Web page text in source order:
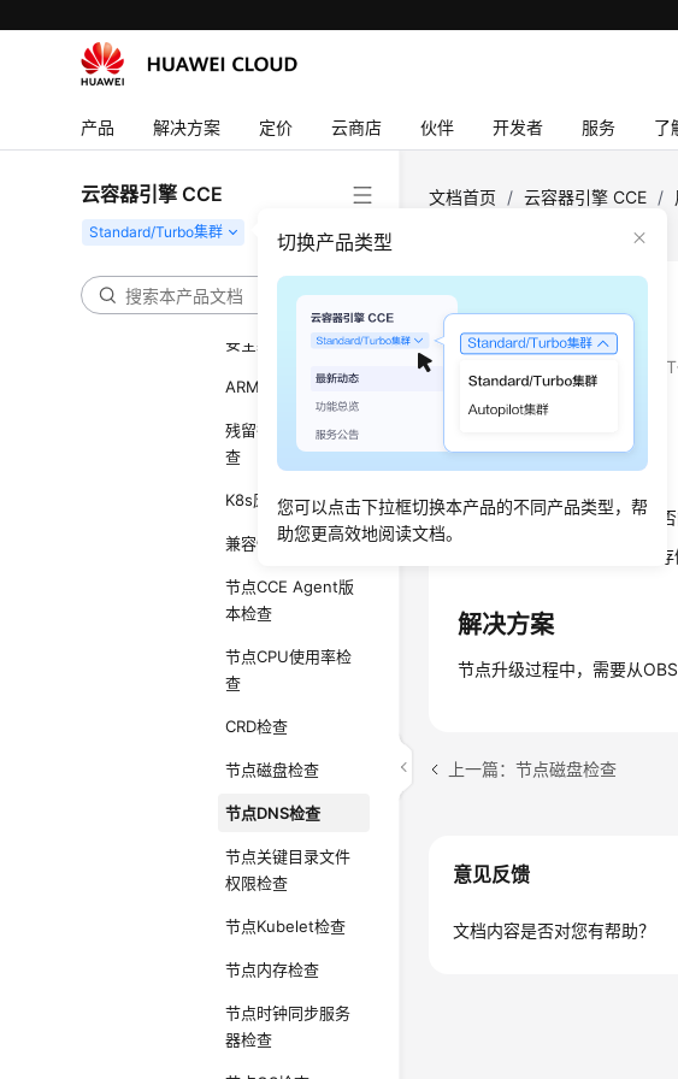
产品 解决方案 定价 云商店 伙伴 开发者 服务 了
云容器引擎 CCE
切换产品类型
您可以点击下拉框切换本产品的不同产品类型，帮
助您更高效地阅读文档。
节点限制检查
Master节点SSH连
通性检查异常处理
节点池检查
安全组检查
ARM节点限制检查
残留待迁移节点检
查
K8s废弃资源检查
兼容性风险检查
节点CCE Agent版
本检查
节点CPU使用率检
查
CRD检查
节点磁盘检查
节点DNS检查
节点关键目录文件
权限检查
节点Kubelet检查
节点内存检查
节点时钟同步服务
器检查
文档首页 / 云容器引擎 CCE /
节点DNS检查
2024-12-18
检查当前节点DNS配置是
检查当前节点是否能访问
解决方案
节点升级过程中，需要从
上一篇：节点磁盘检查
意见反馈
文档内容是否对您有帮助？